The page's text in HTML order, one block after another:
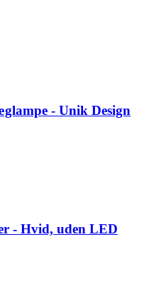
- Unik Design
- Hvid, uden LED